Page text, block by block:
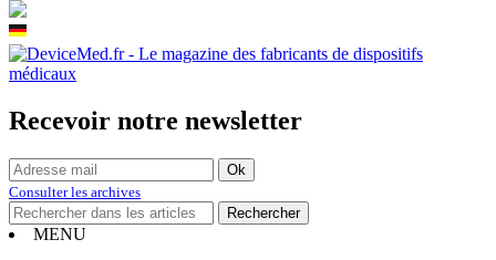
Recevoir notre newsletter
Consulter les archives
MENU